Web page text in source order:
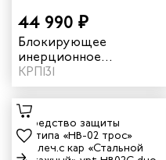
44 990 ₽
Блокирующее
инерционное
устройство
втягивающего типа
«НВ-15» vnt HB15
КРП131